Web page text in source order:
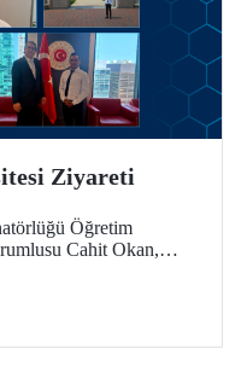
Ziyareti
Öğretim
Cahit Okan,
önde gelen